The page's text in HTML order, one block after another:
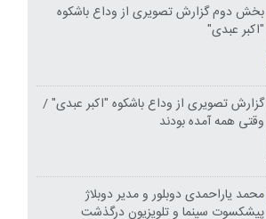
بخش دوم گزارش تصویری از وداع باشکوه
"اکبر عبدی"
گزارش تصویری از وداع باشکوه "اکبر عبدی" /
وقتی همه آمده بودند
محمد یاراحمدی دوبلور و مدیر دوبلاژ
پیشکسوت سینما و تلویزیون درگذشت